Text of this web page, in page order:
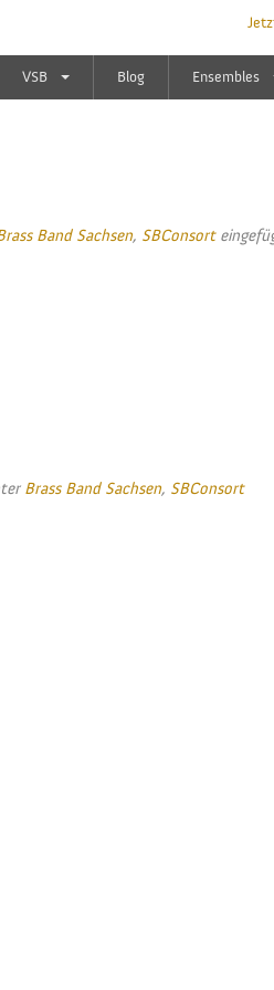
VSB Blog Ensembles
Band Sachsen, SBConsort
Brass Band Sachsen, SBConsort